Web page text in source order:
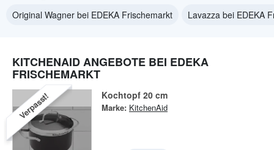
Original Wagner bei EDEKA Frischemarkt
Lavazza bei EDEKA
KITCHENAID ANGEBOTE BEI EDEKA
FRISCHEMARKT
Verpasst! Kochtopf 20 cm
Marke: KitchenAid